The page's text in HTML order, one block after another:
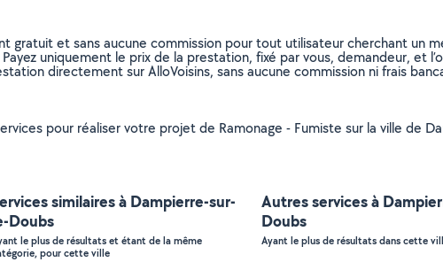
gratuit et sans aucune commission pour tout utilisateur cherchant un
uniquement le prix de la prestation, fixé par vous, demandeur, et
directement sur AlloVoisins, sans aucune commission ni frais
pour réaliser votre projet de Ramonage - Fumiste sur la ville de
similaires à Dampierre-sur-
Doubs
le plus de résultats et étant de la même
pour cette ville
Autres services à
Doubs
Ayant le plus de résultats dans cette